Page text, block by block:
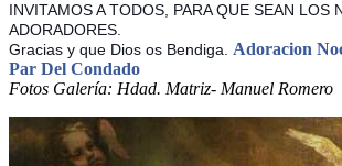
INVITAMOS A TODOS, PARA QUE SEAN LOS
ADORADORES.
Gracias y que Dios os Bendiga. Adoracion
Par Del Condado
Fotos Galería: Hdad. Matriz- Manuel Romero